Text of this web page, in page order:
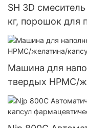
SH 3D
кг, порошок для
барабанный
для смешивания
Машина для
твердых HPMC/